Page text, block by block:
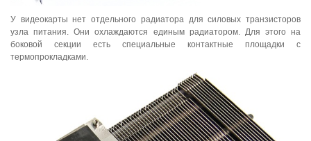
У видеокарты нет отдельного радиатора для силовых транзисторов
узла питания. Они охлаждаются единым радиатором. Для этого на
боковой секции есть специальные контактные площадки с
термопрокладками.